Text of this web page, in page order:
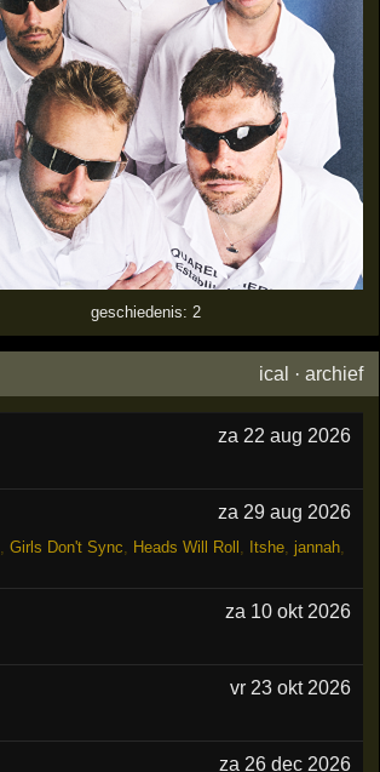
geschiedenis: 2
ical ·archief
za 22 aug 2026
za 29 aug 2026
Girls Don't Sync Heads Will Roll Itshe, jannah,
za 10 okt 2026
vr 23 okt 2026
za 26 dec 2026